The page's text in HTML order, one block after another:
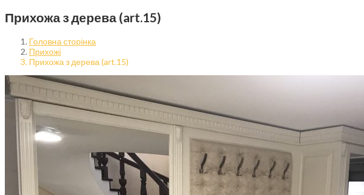
Прихожа з дерева (art.15)
Головна сторінка
Прихожі
Прихожа з дерева (art.15)